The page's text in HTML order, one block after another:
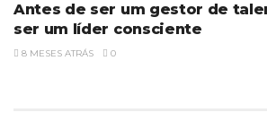
Antes de ser um gestor de
ser um líder consciente
8 MESES ATRÁS 0